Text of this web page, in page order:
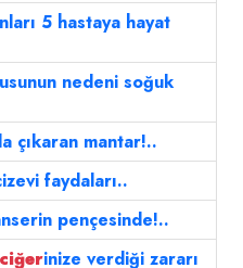
5 hastaya hayat
nedeni soğuk
çıkaran mantar!..
faydaları..
pençesinde!..
inize verdiği zararı